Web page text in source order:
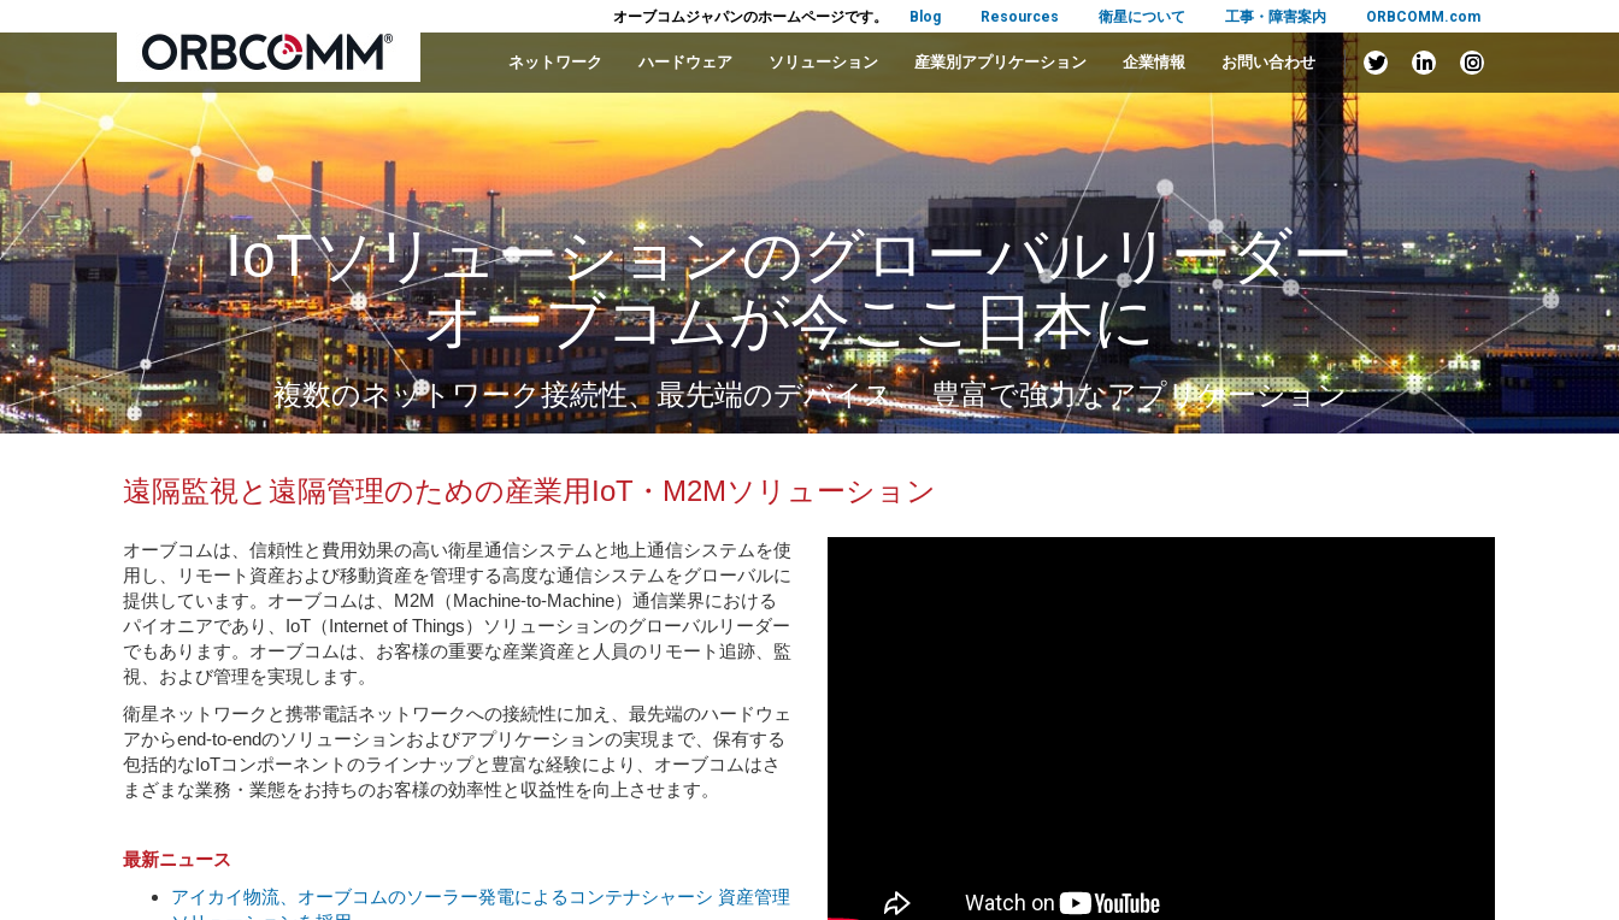
オーブコムジャパンのホームページです。 Blog Resources 衛星について 工事・障害案内 ORBCOMM.com
ネットワーク ハードウェア ソリューション 産業別アプリケーション 企業情報 お問い合わせ
IoTソリューションのグローバルリーダー
オーブコムが今ここ日本に
複数のネットワーク接続性、最先端のデバイス、 豊富で強力なアプリケーション
遠隔監視と遠隔管理のための産業用IoT・M2Mソリューション
オーブコムは、信頼性と費用効果の高い衛星通信システムと地上通信システムを使
用し、リモート資産および移動資産を管理する高度な通信システムをグローバルに
提供しています。オーブコムは、M2M（Machine-to-Machine）通信業界における
パイオニアであり、IoT（Internet of Things）ソリューションのグローバルリーダー
でもあります。オーブコムは、お客様の重要な産業資産と人員のリモート追跡、監
視、および管理を実現します。
衛星ネットワークと携帯電話ネットワークへの接続性に加え、最先端のハードウェ
アからend-to-endのソリューションおよびアプリケーションの実現まで、保有する
包括的なIoTコンポーネントのラインナップと豊富な経験により、オーブコムはさ
まざまな業務・業態をお持ちのお客様の効率性と収益性を向上させます。
最新ニュース
アイカイ物流、オーブコムのソーラー発電によるコンテナシャーシ 資産管理